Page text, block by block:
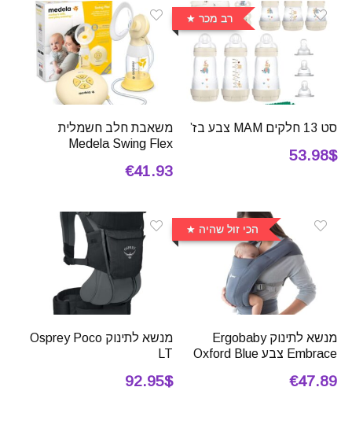
רב מכר
סט 13 חלקים MAM צבע בז’
53.98$
משאבת חלב חשמלית
Medela Swing Flex
€41.93
הכי זול שהיה
מנשא לתינוק Ergobaby
Embrace צבע Oxford Blue
€47.89
מנשא לתינוק Osprey Poco
LT
92.95$